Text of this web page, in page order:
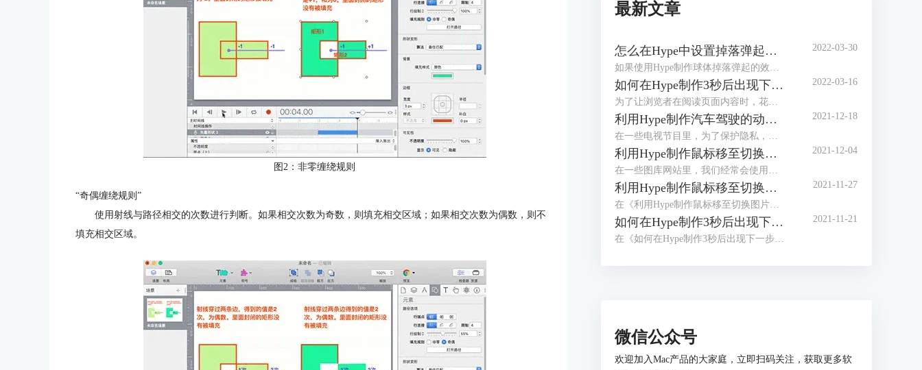
图2：非零缠绕规则
“奇偶缠绕规则”
使用射线与路径相交的次数进行判断。如果相交次数为奇数，则填充相交区域；如果相交次数为偶数，则不
填充相交区域。
最新文章
怎么在Hype中设置掉落弹起的动画效果
如果使用Hype制作球体掉落弹起的效果，是不是只能通过绘制运动路径的方法？其实，我们有更加便捷的方法，就是在关键帧过渡方式中选择弹起的方式，让元素在开始帧与结束帧之间呈现弹跳的动画。
2022-03-30
如何在Hype制作3秒后出现下一步的页面（场景设置）
为了让浏览者在阅读页面内容时，花费足够的时间阅读，减少因阅读过快造成信息遗漏，一些页面会设置倒计时按钮。浏览者需要在倒计时完成后，才能看到“下一步”、“下一页”等切换页面的按钮。
2022-03-16
利用Hype制作汽车驾驶的动态路线图
在一些电视节目里，为了保护隐私，经常会使用动画来展现当前地点与目的地的行走路径，比如图1所示的简单汽车驾驶路径。
2021-12-18
利用Hype制作鼠标移至切换图片的效果（场景设置）
在一些图库网站里，我们经常会使用到滑动切换图片的功能。该功能可帮助我们快速地浏览图库中的图片，避免进行繁琐的打开、关闭图片的操作。
2021-12-04
利用Hype制作鼠标移至切换图片的效果（鼠标移至动作）
在《利用Hype制作鼠标移至切换图片的效果（场景设置）》中，我们已经详细讲解了切换按钮的制作，以及图片的排版方式。
2021-11-27
如何在Hype制作3秒后出现下一步的页面（动画制作）
在《如何在Hype制作3秒后出现下一步的页面（场景设置）》一文中，我们已经详细讲解了倒计时按钮的制作以及下一步触发动作的设置。
2021-11-21
微信公众号
欢迎加入Mac产品的大家庭，立即扫码关注，获取更多软